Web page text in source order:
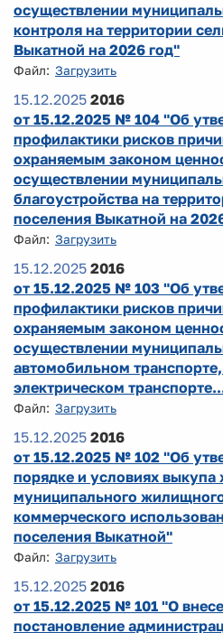
осуществлении
контроля на территории
Выкатной на 2026 год"
Файл: Загрузить
15.12.2025 2016
от 15.12.2025 № 104 "Об
профилактики рисков
охраняемым законом
осуществлении
благоустройства на
поселения Выкатной на
Файл: Загрузить
15.12.2025 2016
от 15.12.2025 № 103 "Об
профилактики рисков
охраняемым законом
осуществлении
автомобильном
электрическом
Файл: Загрузить
15.12.2025 2016
от 15.12.2025 № 102 "Об
порядке и условиях
муниципального
коммерческого
поселения Выкатной"
Файл: Загрузить
15.12.2025 2016
от 15.12.2025 № 101 "О
постановление